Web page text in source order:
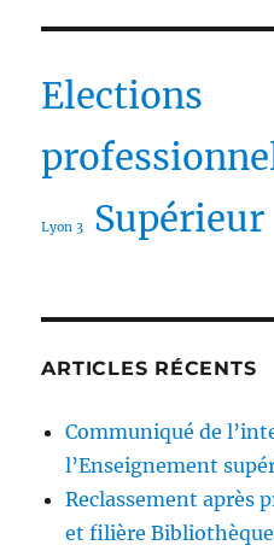
Elections
Lyon 3 Supérieur
ARTICLES RÉCENTS
Communiqué de
l’Enseignement
Reclassement après
et filière